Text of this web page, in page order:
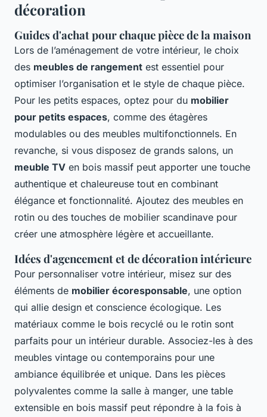
décoration
Guides d'achat pour chaque pièce de la maison
Lors de l’aménagement de votre intérieur, le choix
des meubles de rangement est essentiel pour
optimiser l’organisation et le style de chaque pièce.
Pour les petits espaces, optez pour du mobilier
pour petits espaces, comme des étagères
modulables ou des meubles multifonctionnels. En
revanche, si vous disposez de grands salons, un
meuble TV en bois massif peut apporter une touche
authentique et chaleureuse tout en combinant
élégance et fonctionnalité. Ajoutez des meubles en
rotin ou des touches de mobilier scandinave pour
créer une atmosphère légère et accueillante.
Idées d'agencement et de décoration intérieure
Pour personnaliser votre intérieur, misez sur des
éléments de mobilier écoresponsable, une option
qui allie design et conscience écologique. Les
matériaux comme le bois recyclé ou le rotin sont
parfaits pour un intérieur durable. Associez-les à des
meubles vintage ou contemporains pour une
ambiance équilibrée et unique. Dans les pièces
polyvalentes comme la salle à manger, une table
extensible en bois massif peut répondre à la fois à